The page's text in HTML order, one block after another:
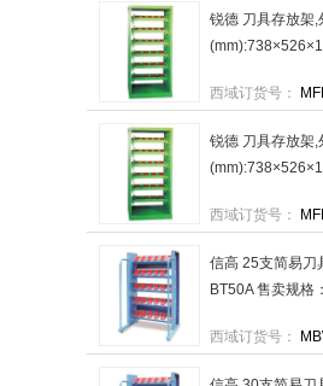
锐德 刀具存放架,
西域订货号：
锐德 刀具存放架,
西域订货号：
信高 25支简易刀
BT50A 售卖规格
西域订货号：